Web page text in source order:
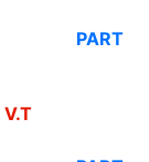
PART
V.T